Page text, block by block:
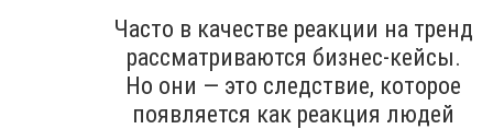
Часто в качестве реакции на тренд
рассматриваются бизнес-кейсы.
Но они — это следствие, которое
появляется как реакция людей